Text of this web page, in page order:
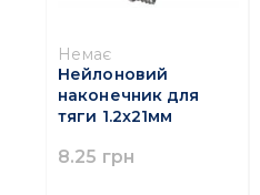
Немає
Нейлоновий
наконечник для
тяги 1.2x21мм
8.25 грн